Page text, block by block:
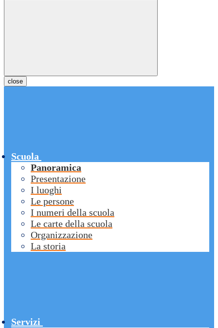
close
Scuola
Panoramica
Presentazione
I luoghi
Le persone
I numeri della scuola
Le carte della scuola
Organizzazione
La storia
Servizi